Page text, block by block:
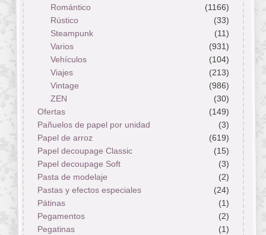
Romántico
(1166)
Rústico
(33)
Steampunk
(11)
Varios
(931)
Vehículos
(104)
Viajes
(213)
Vintage
(986)
ZEN
(30)
Ofertas
(149)
Pañuelos de papel por unidad
(3)
Papel de arroz
(619)
Papel decoupage Classic
(15)
Papel decoupage Soft
(3)
Pasta de modelaje
(2)
Pastas y efectos especiales
(24)
Pátinas
(1)
Pegamentos
(2)
Pegatinas
(1)